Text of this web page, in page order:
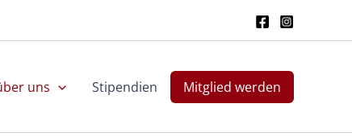
uns Stipendien Mitglied werden